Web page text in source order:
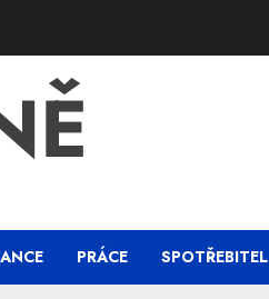
PRÁCE SPOTŘEBITEL